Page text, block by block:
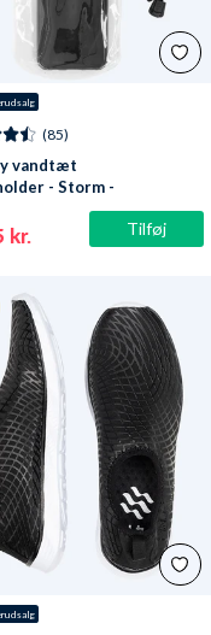
Tilføj
(85)
vandtæt
- Storm -
kr.